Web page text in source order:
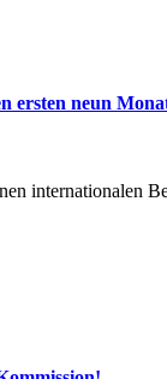
ersten neun
internationalen